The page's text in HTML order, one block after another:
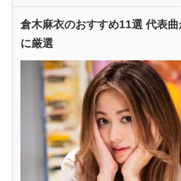
倉木麻衣のおすすめ11選 代表
に厳選